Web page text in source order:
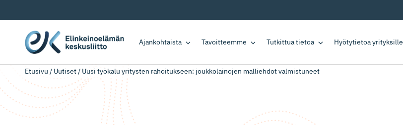
Ajankohtaista Tavoitteemme Tutkittua tietoa Hyötytietoa yrityksille
Etusivu / Uutiset/ Uusi työkalu yritysten rahoitukseen: joukkolainojen malliehdot valmistuneet